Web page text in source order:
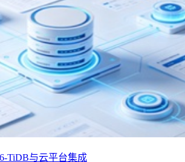
TiDB与云平台集成